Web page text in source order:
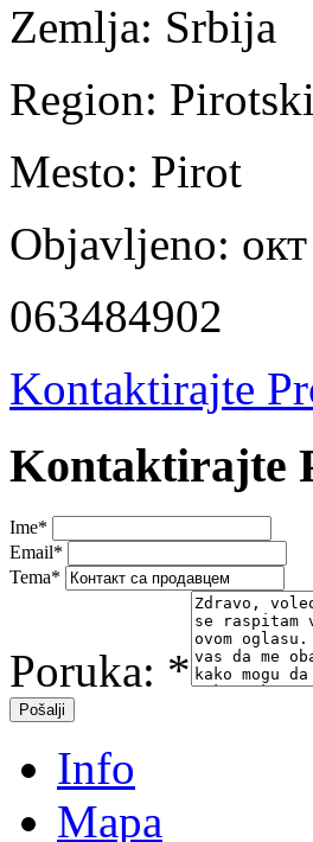
Zemlja: Srbija
Region:
Mesto: Pirot
Objavljeno:
063484902
Kontaktirajte
Kontaktirajte
Ime*
Email*
Tema*
Poruka: *
Info
Mapa